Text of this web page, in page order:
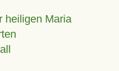
heiligen Maria